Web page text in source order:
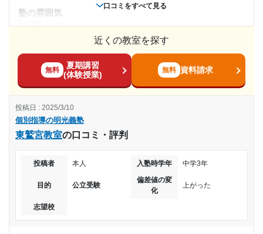
小学5年
受講コース
通年
通塾頻度
週2日
1日あたりの授業時間
口コミをすべて見る
塾の雰囲気
個別指導なのと週2なので料金は通常の塾よりお高いと思いま
す。 ただ結果を出してもらえるので、トータルでは安く感じ
ます。
中学受験対策コースに通っています。 希望校の受験対策や実
際に受験した方の体験談などや親の心構えなどを教えていた
だけるので、とても助かっています。
現在メインに対応していただいてる講師はプロの方なので、
わかりやすいです。 学生のバイトらしい方もいるので、講師
塾内の環境
近くの教室を探す
無料
夏期講習
(体験授業)
無料 資料請求
個別指導の明光義塾
東鷲宮教室の口コミ・評判
投稿日 : 2025/3/10
投稿者 本人 入塾時学年 中学3年
目的 公立受験
偏差値の変
化
上がった
志望校